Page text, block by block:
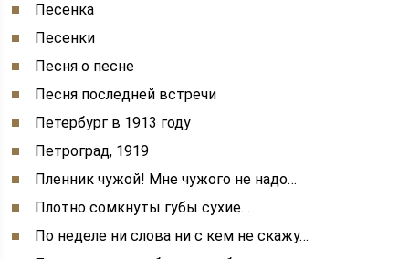
Песенка
Песенки
Песня о песне
Песня последней встречи
Петербург в 1913 году
Петроград, 1919
Пленник чужой! Мне чужого не надо…
Плотно сомкнуты губы сухие…
По неделе ни слова ни с кем не скажу…